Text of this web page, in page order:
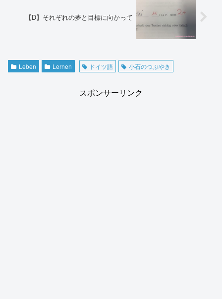
【D】それぞれの夢と目標に向かって
Leben Lernen ドイツ語 小石のつぶやき
スポンサーリンク